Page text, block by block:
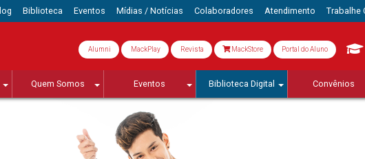
Biblioteca Eventos Mídias / Notícias Colaboradores Atendimento Trabalhe
Alumni MackPlay Revista MackStore Portal do Aluno
Quem Somos Eventos Biblioteca Digital Convênios